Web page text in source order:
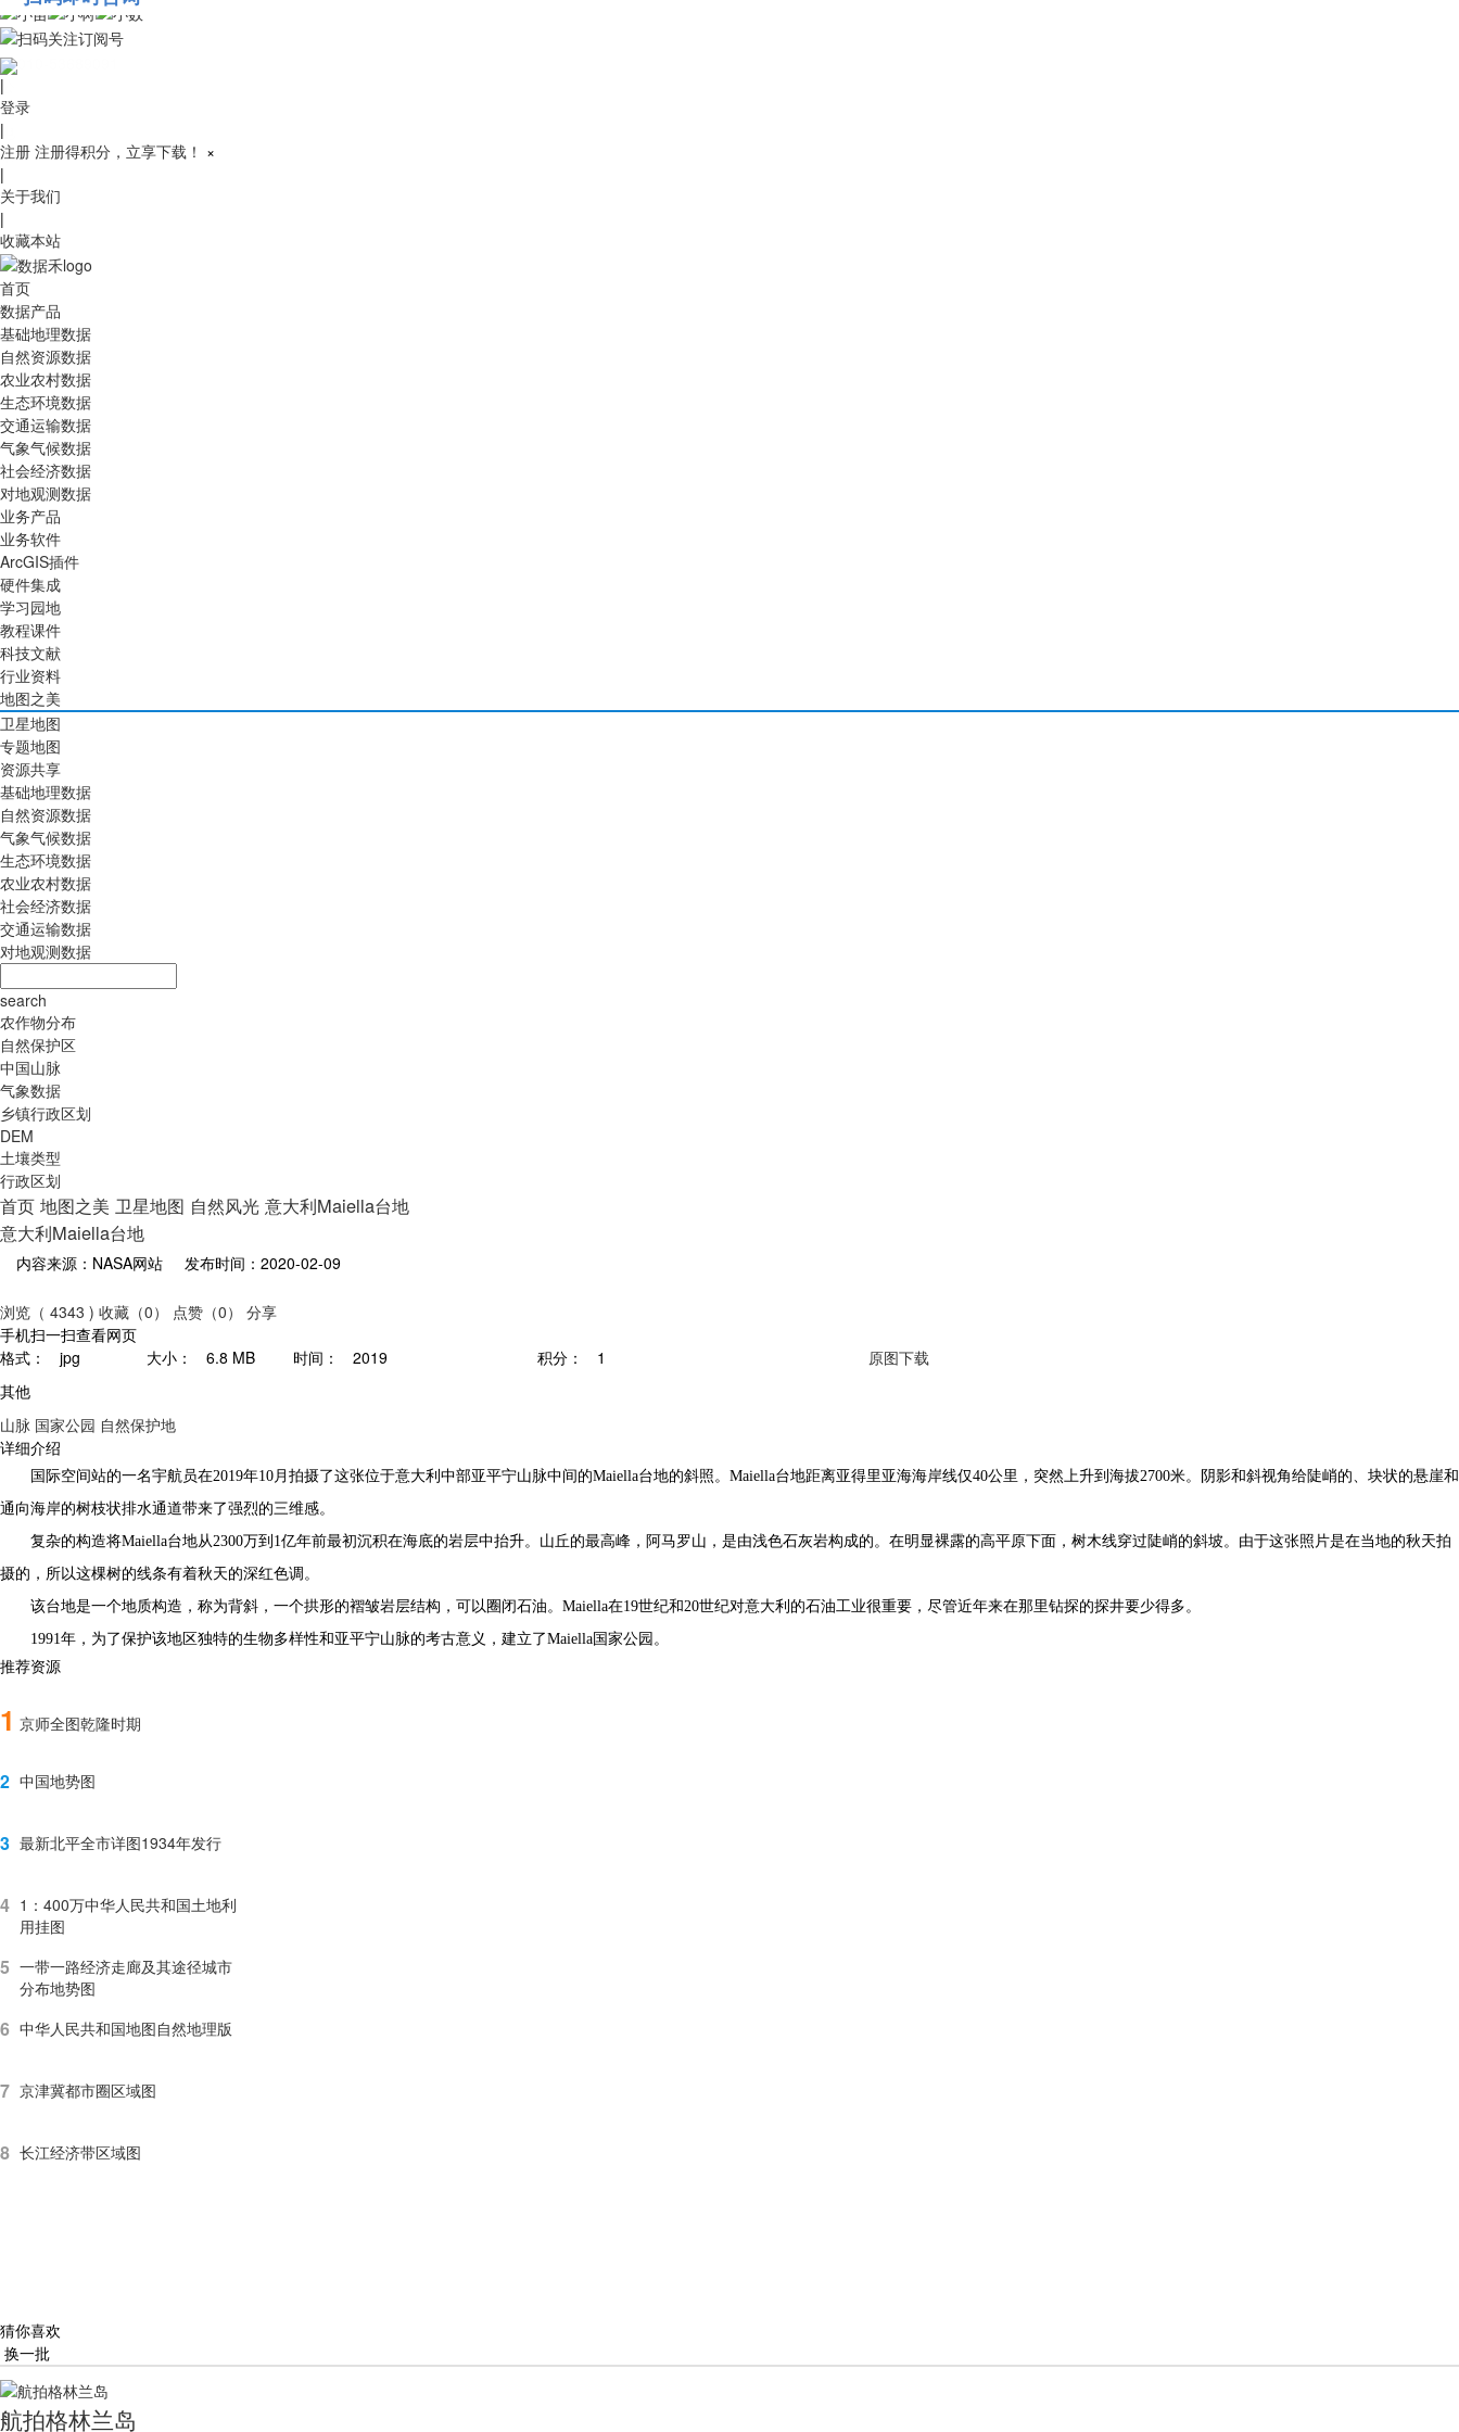
010-53689091
|
登录
|
注册 注册得积分，立享下载！ ×
|
关于我们
|
收藏本站
首页
数据产品
基础地理数据
自然资源数据
农业农村数据
生态环境数据
交通运输数据
气象气候数据
社会经济数据
对地观测数据
业务产品
业务软件
ArcGIS插件
硬件集成
学习园地
教程课件
科技文献
行业资料
地图之美
卫星地图
专题地图
资源共享
基础地理数据
自然资源数据
气象气候数据
生态环境数据
农业农村数据
社会经济数据
交通运输数据
对地观测数据
search
农作物分布
自然保护区
中国山脉
气象数据
乡镇行政区划
DEM
土壤类型
行政区划
首页 地图之美 卫星地图 自然风光 意大利Maiella台地
意大利Maiella台地
内容来源：NASA网站 发布时间：2020-02-09
浏览（ 4343 ) 收藏（0） 点赞（0）
分享
手机扫一扫查看网页
格式：
jpg 大小： 6.8 MB 时间： 2019 积分： 1
原图下载
其他
山脉 国家公园 自然保护地
详细介绍
国际空间站的一名宇航员在2019年10月拍摄了这张位于意大利中部亚平宁山脉中间的Maiella台地的斜照。Maiella台地距离亚得里亚海海岸线仅40公里，突然上升到海拔2700米。阴影和斜视角给陡峭的、块状的悬崖和
通向海岸的树枝状排水通道带来了强烈的三维感。
复杂的构造将Maiella台地从2300万到1亿年前最初沉积在海底的岩层中抬升。山丘的最高峰，阿马罗山，是由浅色石灰岩构成的。在明显裸露的高平原下面，树木线穿过陡峭的斜坡。由于这张照片是在当地的秋天拍
摄的，所以这棵树的线条有着秋天的深红色调。
该台地是一个地质构造，称为背斜，一个拱形的褶皱岩层结构，可以圈闭石油。Maiella在19世纪和20世纪对意大利的石油工业很重要，尽管近年来在那里钻探的探井要少得多。
1991年，为了保护该地区独特的生物多样性和亚平宁山脉的考古意义，建立了Maiella国家公园。
推荐资源
1 京师全图乾隆时期
2 中国地势图
3 最新北平全市详图1934年发行
4 1：400万中华人民共和国土地利
用挂图
5 一带一路经济走廊及其途径城市
分布地势图
6 中华人民共和国地图自然地理版
7 京津冀都市圈区域图
8 长江经济带区域图
猜你喜欢
换一批
航拍格林兰岛